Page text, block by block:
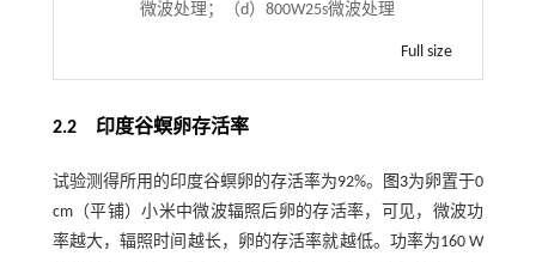
微波处理；（d）800W25s微波处理
Full size
2.2 印度谷螟卵存活率
试验测得所用的印度谷螟卵的存活率为92%。 图3为卵置于0
cm（平铺）小米中微波辐照后卵的存活率，可见，微波功
率越大，辐照时间越长，卵的存活率就越低。功率为160 W